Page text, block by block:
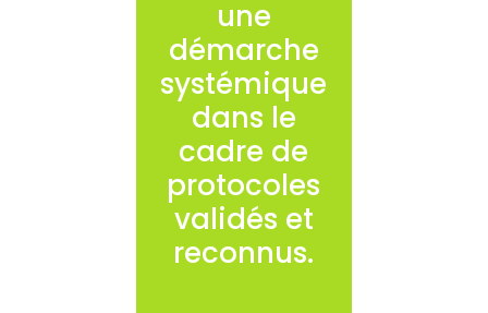
une
démarche
systémique
dans le
cadre de
protocoles
validés et
reconnus.